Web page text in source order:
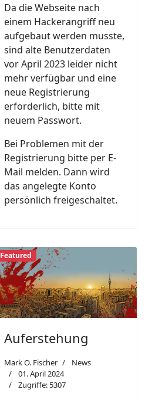
Da die Webseite nach
einem Hackerangriff neu
aufgebaut werden musste,
sind alte Benutzerdaten
vor April 2023 leider nicht
mehr verfügbar und eine
neue Registrierung
erforderlich, bitte mit
neuem Passwort.
Bei Problemen mit der
Registrierung bitte per E-
Mail melden. Dann wird
das angelegte Konto
persönlich freigeschaltet.
Featured
Auferstehung
Mark O. Fischer
News
01. April 2024
Zugriffe: 5307